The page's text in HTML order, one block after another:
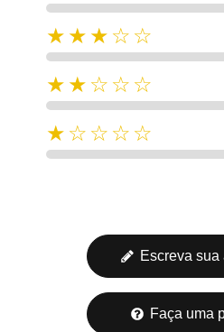
★★★☆☆
★★☆☆☆
★☆☆☆☆
Escreva
Faça uma